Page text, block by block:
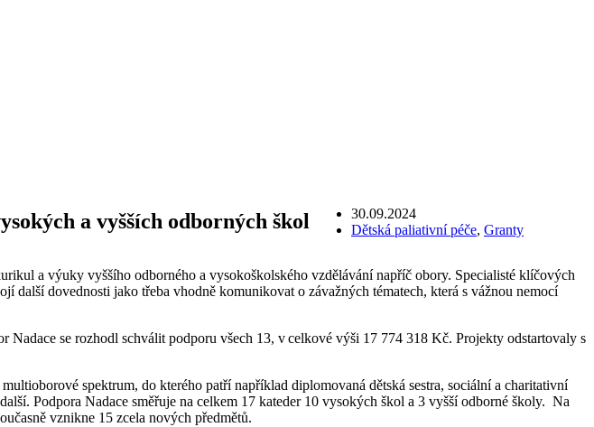
a vyšších odborných škol
30.09.2024
Dětská paliativní péče, Granty
a výuky vyššího odborného a vysokoškolského vzdělávání napříč obory. Specialisté klíčových
dovednosti jako třeba vhodně komunikovat o závažných tématech, která s vážnou nemocí
se rozhodl schválit podporu všech 13, v celkové výši 17 774 318 Kč. Projekty odstartovaly s
spektrum, do kterého patří například diplomovaná dětská sestra, sociální a charitativní
Podpora Nadace směřuje na celkem 17 kateder 10 vysokých škol a 3 vyšší odborné školy. Na
vznikne 15 zcela nových předmětů.